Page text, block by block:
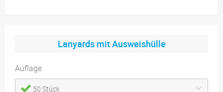
Lanyards mit Ausweishülle
Auflage
50 Stück